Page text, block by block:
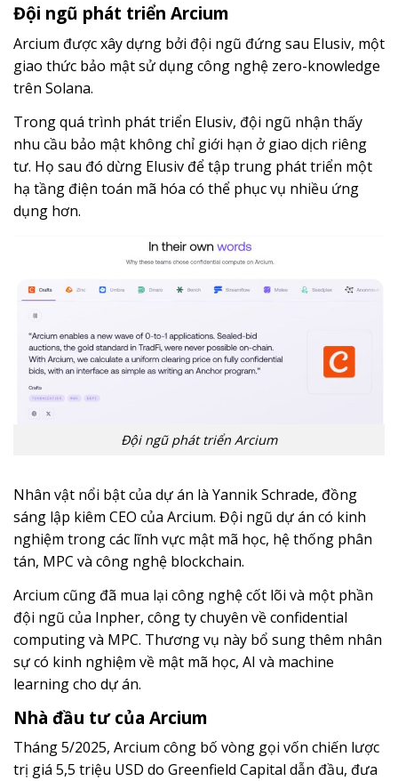
Đội ngũ phát triển Arcium
Arcium được xây dựng bởi đội ngũ đứng sau Elusiv, một
giao thức bảo mật sử dụng công nghệ zero-knowledge
trên Solana.
Trong quá trình phát triển Elusiv, đội ngũ nhận thấy
nhu cầu bảo mật không chỉ giới hạn ở giao dịch riêng
tư. Họ sau đó dừng Elusiv để tập trung phát triển một
hạ tầng điện toán mã hóa có thể phục vụ nhiều ứng
dụng hơn.
Đội ngũ phát triển Arcium
Nhân vật nổi bật của dự án là Yannik Schrade, đồng
sáng lập kiêm CEO của Arcium. Đội ngũ dự án có kinh
nghiệm trong các lĩnh vực mật mã học, hệ thống phân
tán, MPC và công nghệ blockchain.
Arcium cũng đã mua lại công nghệ cốt lõi và một phần
đội ngũ của Inpher, công ty chuyên về confidential
computing và MPC. Thương vụ này bổ sung thêm nhân
sự có kinh nghiệm về mật mã học, AI và machine
learning cho dự án.
Nhà đầu tư của Arcium
Tháng 5/2025, Arcium công bố vòng gọi vốn chiến lược
trị giá 5,5 triệu USD do Greenfield Capital dẫn đầu, đưa